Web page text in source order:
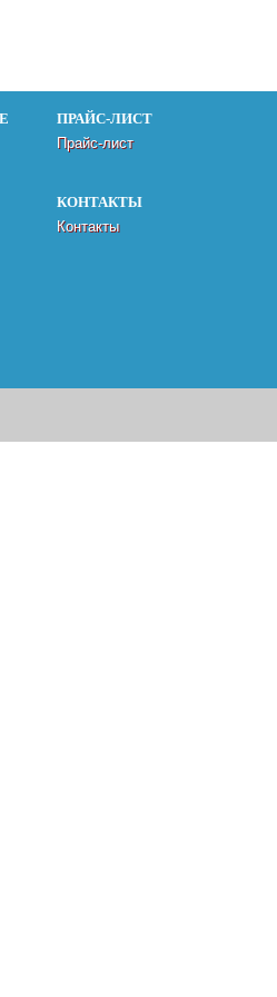
ПРАЙС-ЛИСТ
Прайс-лист
КОНТАКТЫ
Контакты